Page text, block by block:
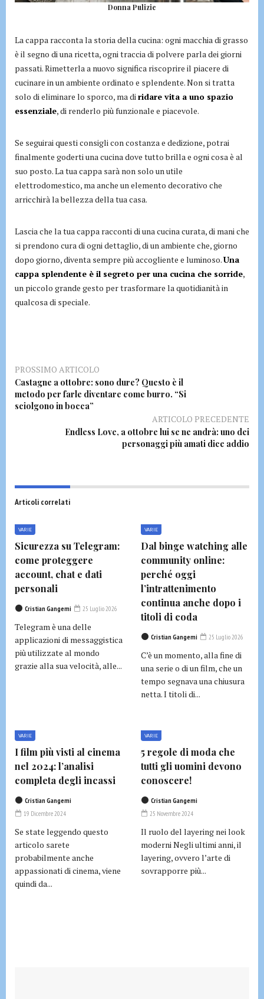
Donna Pulizie
La cappa racconta la storia della cucina: ogni macchia di grasso
è il segno di una ricetta, ogni traccia di polvere parla dei giorni
passati. Rimetterla a nuovo significa riscoprire il piacere di
cucinare in un ambiente ordinato e splendente. Non si tratta
solo di eliminare lo sporco, ma diridare vita a uno spazio
essenziale, di renderlo più funzionale e piacevole.
Se seguirai questi consigli con costanza e dedizione, potrai
finalmente goderti una cucina dove tutto brilla e ogni cosa è al
suo posto. La tua cappa sarà non solo un utile
elettrodomestico, ma anche un elemento decorativo che
arricchirà la bellezza della tua casa.
Lascia che la tua cappa racconti di una cucina curata, di mani che
si prendono cura di ogni dettaglio, di un ambiente che, giorno
dopo giorno, diventa sempre più accogliente e luminoso.Una
cappa splendente è il segreto per una cucina che sorride,
un piccolo grande gesto per trasformare la quotidianità in
qualcosa di speciale.
PROSSIMO ARTICOLO
Castagne a ottobre: sono dure? Questo è il
metodo per farle diventare come burro. “Si
sciolgono in bocca”
ARTICOLO PRECEDENTE
Endless Love, a ottobre lui se ne andrà: uno dei
personaggi più amati dice addio
Articoli correlati
VARIE
Sicurezza su Telegram:
come proteggere
account, chat e dati
personali
Cristian Gangemi 25 Luglio 2026
Telegram è una delle
applicazioni di messaggistica
più utilizzate al mondo
grazie alla sua velocità, alle...
VARIE
Dal binge watching alle
community online:
perché oggi
l’intrattenimento
continua anche dopo i
titoli di coda
Cristian Gangemi 25 Luglio 2026
C’è un momento, alla fine di
una serie o di un film, che un
tempo segnava una chiusura
netta. I titoli di...
VARIE
I film più visti al cinema
nel 2024: l’analisi
completa degli incassi
Cristian Gangemi
19 Dicembre 2024
Se state leggendo questo
articolo sarete
probabilmente anche
appassionati di cinema, viene
quindi da...
VARIE
5 regole di moda che
tutti gli uomini devono
conoscere!
Cristian Gangemi
25 Novembre 2024
Il ruolo del layering nei look
moderni Negli ultimi anni, il
layering, ovvero l’arte di
sovrapporre più...